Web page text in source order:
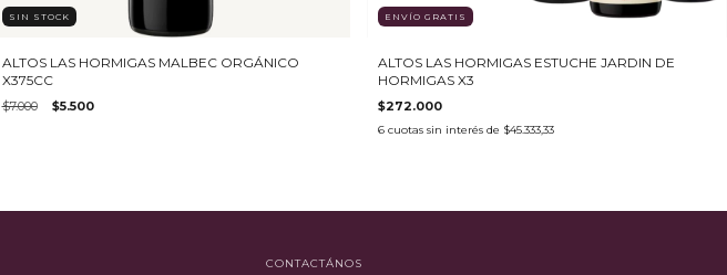
SIN STOCK
ALTOS LAS HORMIGAS MALBEC ORGÁNICO
X375CC
$7.000 $5.500
ENVÍO GRATIS
ALTOS LAS HORMIGAS ESTUCHE JARDIN DE
HORMIGAS X3
$272.000
6 cuotas sin interés de $45.333,33
CONTACTÁNOS